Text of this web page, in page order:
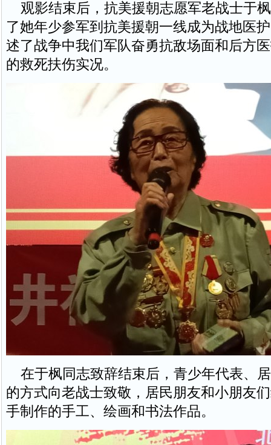
观影结束后，抗美援朝志愿军老战士于
了她年少参军到抗美援朝一线成为战地医
述了战争中我们军队奋勇抗敌场面和后方
的救死扶伤实况。
在于枫同志致辞结束后，青少年代表、
的方式向老战士致敬，居民朋友和小朋友
手制作的手工、绘画和书法作品。